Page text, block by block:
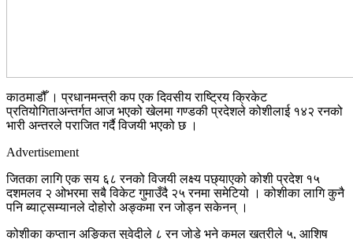
काठमाडौँ । प्रधानमन्त्री कप एक दिवसीय राष्ट्रिय क्रिकेट
प्रतियोगिताअन्तर्गत आज भएको खेलमा गण्डकी प्रदेशले कोशीलाई १४२ रनको
भारी अन्तरले पराजित गर्दै विजयी भएको छ ।
Advertisement
जितका लागि एक सय ६८ रनको विजयी लक्ष्य पछ्याएको कोशी प्रदेश १५
दशमलव २ ओभरमा सबै विकेट गुमाउँदै २५ रनमा समेटियो । कोशीका लागि कुनै
पनि ब्याट्सम्यानले दोहोरो अङ्कमा रन जोड्न सकेनन् ।
कोशीका कप्तान अङ्कित सुवेदीले ८ रन जोडे भने कमल खत्रीले ५, आशिष